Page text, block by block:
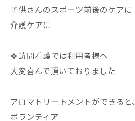
子供さんのスポーツ前後のケアに
介護ケアに
🍀訪問看護では利用者様へ
大変喜んで頂いておりました
アロマトリートメントができると、
ボランティア